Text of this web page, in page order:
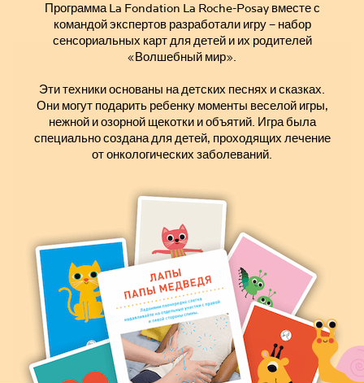
Программа La Fondation La Roche-Posay вместе с
командой экспертов разработали игру – набор
сенсориальных карт для детей и их родителей
«Волшебный мир».
Эти техники основаны на детских песнях и сказках.
Они могут подарить ребенку моменты веселой игры,
нежной и озорной щекотки и объятий. Игра была
специально создана для детей, проходящих лечение
от онкологических заболеваний.